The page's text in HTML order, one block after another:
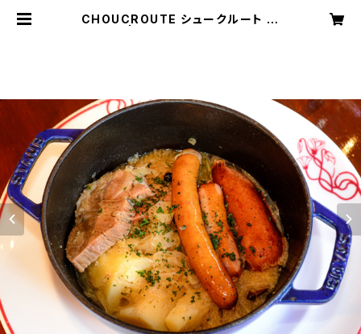
CHOUCROUTE シュークルート （1